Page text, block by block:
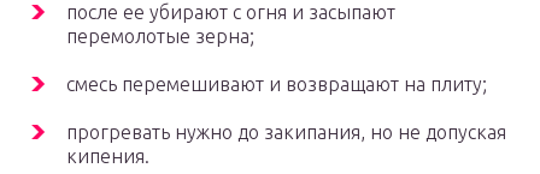
после ее убирают с огня и засыпают
перемолотые зерна;
смесь перемешивают и возвращают на плиту;
прогревать нужно до закипания, но не допуская
кипения.